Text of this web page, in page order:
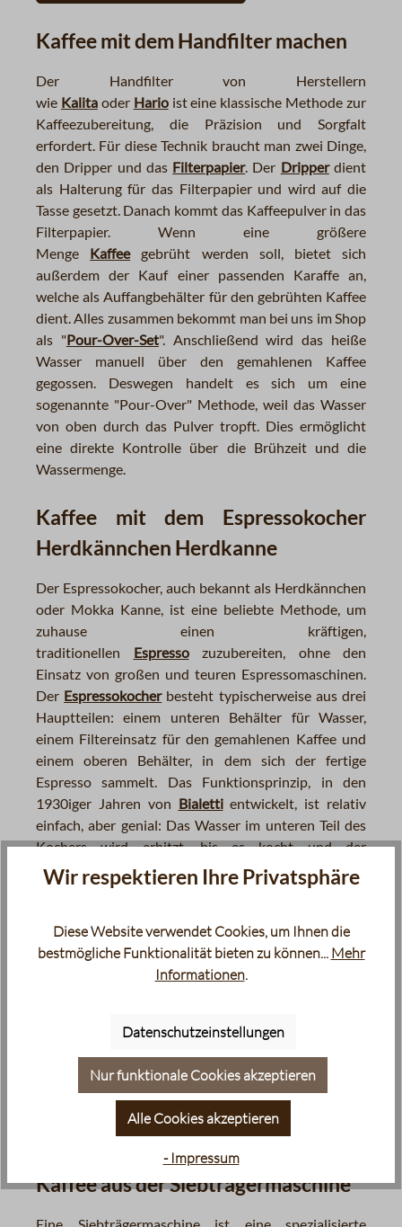
Kaffee mit dem Handfilter machen
Der Handfilter von Herstellern
wie Kalitaoder Harioist eine klassische Methode zur
Kaffeezubereitung, die Präzision und Sorgfalt
erfordert. Für diese Technik braucht man zwei Dinge,
den Dripper und das Filterpapier. Der Dripperdient
als Halterung für das Filterpapier und wird auf die
Tasse gesetzt. Danach kommt das Kaffeepulver in das
Filterpapier. Wenn eine größere
Menge Kaffeegebrüht werden soll, bietet sich
außerdem der Kauf einer passenden Karaffe an,
welche als Auffangbehälter für den gebrühten Kaffee
dient. Alles zusammen bekommt man bei uns im Shop
als "Pour-Over-Set". Anschließend wird das heiße
Wasser manuell über den gemahlenen Kaffee
gegossen. Deswegen handelt es sich um eine
sogenannte "Pour-Over" Methode, weil das Wasser
von oben durch das Pulver tropft. Dies ermöglicht
eine direkte Kontrolle über die Brühzeit und die
Wassermenge.
Kaffee mit dem Espressokocher
Herdkännchen Herdkanne
Der Espressokocher, auch bekannt als Herdkännchen
oder Mokka Kanne, ist eine beliebte Methode, um
zuhause einen kräftigen,
traditionellen Espressozuzubereiten, ohne den
Einsatz von großen und teuren Espressomaschinen.
Der Espressokocherbesteht typischerweise aus drei
Hauptteilen: einem unteren Behälter für Wasser,
einem Filtereinsatz für den gemahlenen Kaffee und
einem oberen Behälter, in dem sich der fertige
Espresso sammelt. Das Funktionsprinzip, in den
1930iger Jahren von Bialettientwickelt, ist relativ
einfach, aber genial: Das Wasser im unteren Teil des
Kochers wird erhitzt, bis es kocht und der
entstehende Dampfdruck das heiße Wasser durch
den mit Kaffeepulver gefüllten Filter nach oben
gebrühte Kaffee sammelt sich im oberen Teil der
Kanne.
es ebenfallsverschiedene Varianten
Siebträgermaschine für die Zubereitung von
Espresso, die Filterkaffeemaschine für die
Zubereitung von Filterkaffee und den Kaffee-
Vollautomaten der sowohl als auch zubereiten kann.
Kaffee aus der Siebträgermaschine
Wir respektieren Ihre Privatsphäre
Diese Website verwendet Cookies, um Ihnen die
bestmögliche Funktionalität bieten zu können... Mehr
Informationen.
Datenschutzeinstellungen
Nur funktionale Cookies akzeptieren
Alle Cookies akzeptieren
- Impressum